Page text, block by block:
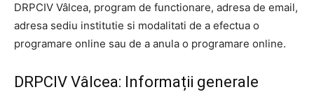
DRPCIV Vâlcea, program de functionare, adresa de email,
adresa sediu institutie si modalitati de a efectua o
programare online sau de a anula o programare online.
DRPCIV Vâlcea: Informații generale